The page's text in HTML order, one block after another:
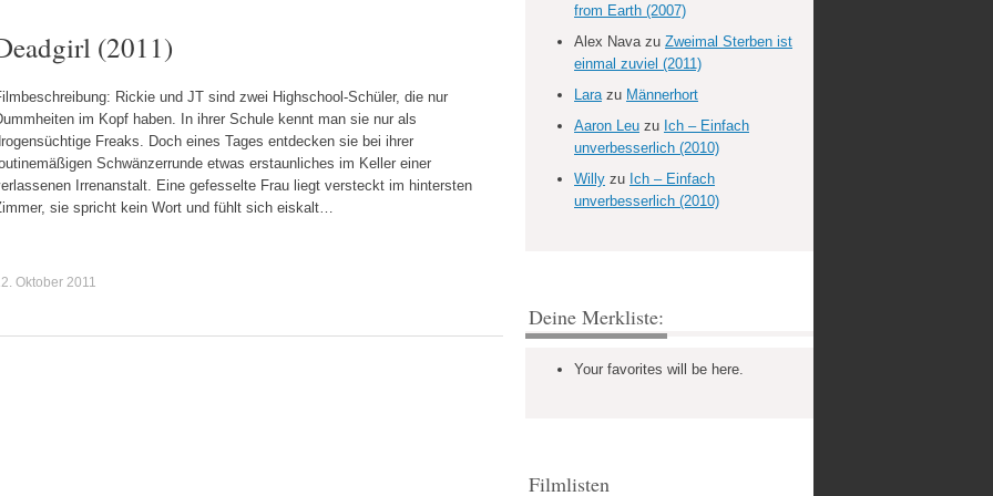
(2011)
Rickie und JT sind zwei Highschool-Schüler, die nur
im Kopf haben. In ihrer Schule kennt man sie nur als
Freaks. Doch eines Tages entdecken sie bei ihrer
Schwänzerrunde etwas erstaunliches im Keller einer
Irrenanstalt. Eine gefesselte Frau liegt versteckt im hintersten
sie spricht kein Wort und fühlt sich eiskalt…
Oktober 2011
from Earth (2007)
Alex Navazu Zweimal Sterben ist
einmal zuviel (2011)
Larazu Männerhort
Aaron Leu zu Ich – Einfach
unverbesserlich (2010)
Willy zu Ich – Einfach
unverbesserlich (2010)
Deine Merkliste:
Your favorites will be here.
Filmlisten